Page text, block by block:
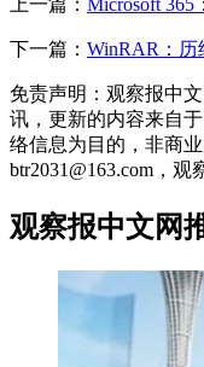
下一篇： WinRAR：
免责声明：观察报中
讯，更新的内容来自
络信息为目的，非商
btr2031@163.com，
观察报中文网